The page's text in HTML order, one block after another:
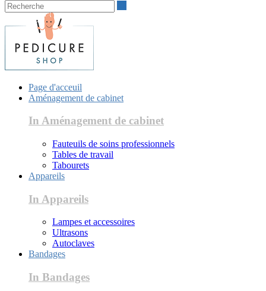
Page d'acceuil
Aménagement de cabinet
In Aménagement de cabinet
Fauteuils de soins professionnels
Tables de travail
Tabourets
Appareils
In Appareils
Lampes et accessoires
Ultrasons
Autoclaves
Bandages
In Bandages